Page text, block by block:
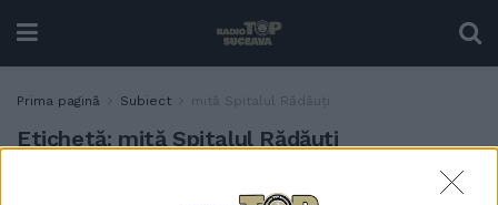
Prima pagină Subiect mită Spitalul Rădăuți
Etichetă: mită Spitalul Rădăuți
Anchetă într-un dosar de